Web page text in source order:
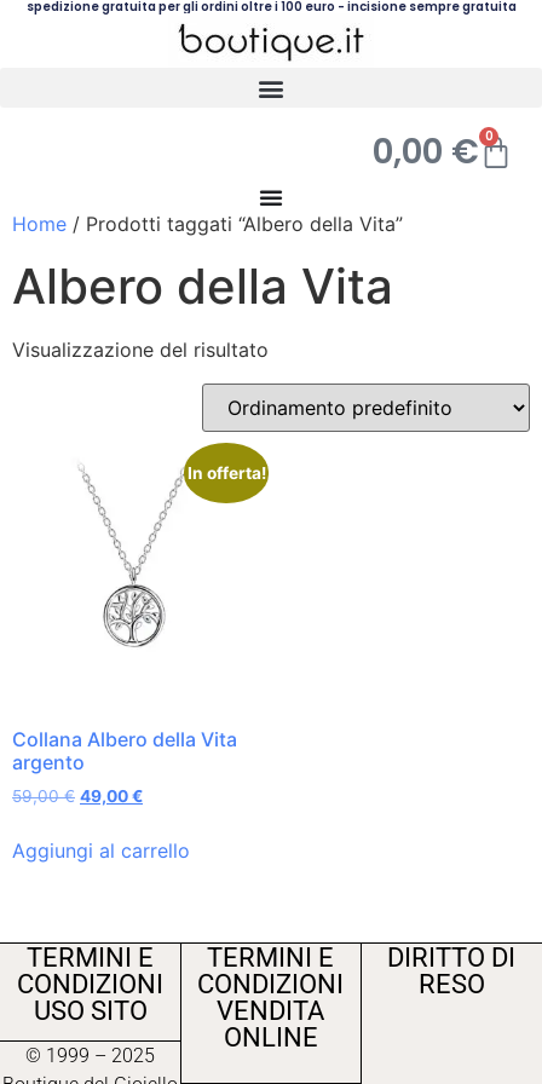
spedizione gratuita per gli ordini oltre i 100 euro - incisione sempre gratuita
0,00 € 0
Home / Prodotti taggati “Albero della Vita”
Albero della Vita
Visualizzazione del risultato
In offerta!
Collana Albero della Vita
argento
59,00€ 49,00€
Aggiungi al carrello
TERMINI E
CONDIZIONI
USO SITO
© 1999 – 2025
TERMINI E
CONDIZIONI
VENDITA
ONLINE
DIRITTO DI
RESO